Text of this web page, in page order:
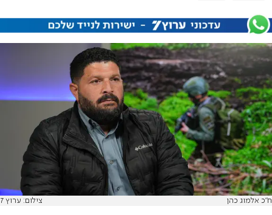
ח"כ אלמוג כהן צילום: ערוץ 7